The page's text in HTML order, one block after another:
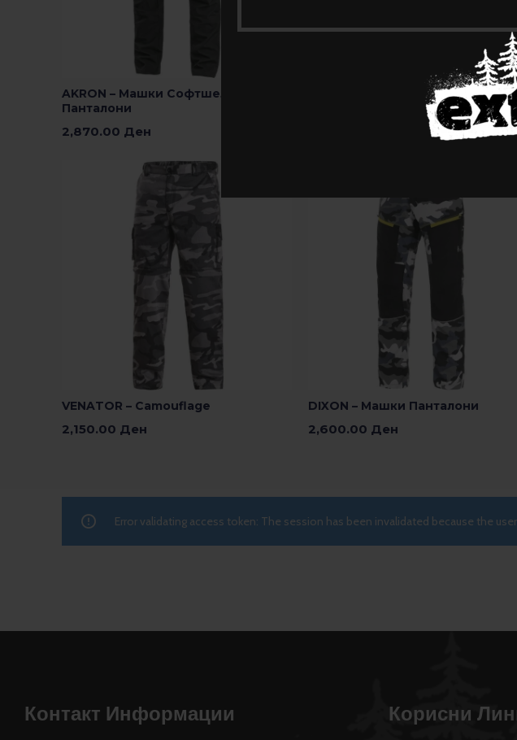
AKRON – Машки Софтшел
Панталони
2,870.00 Ден
PORTAGE – Женски Панталони
VENATOR – Camouflage
2,150.00 Ден
DIXON – Машки Панталони
2,600.00 Ден
Error validating access token: The session has been invalidated because the
Контакт Информации Корисни